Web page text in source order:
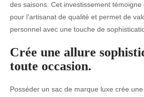
des saisons. Cet investissement témoigne
pour l’artisanat de qualité et permet de
personnel avec une touche de
Crée une allure
toute occasion.
Posséder un sac de marque luxe crée